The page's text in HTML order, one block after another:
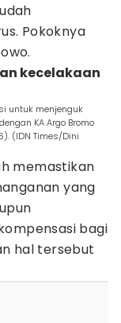
Pokoknya
kecelakaan
untuk menjenguk
KA Argo Bromo
(IDN Times/Dini
memastikan
yang
bagi
hal tersebut